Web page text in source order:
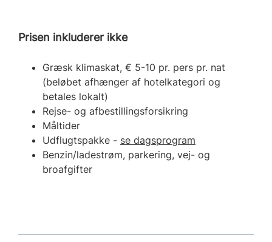
Prisen inkluderer ikke
Græsk klimaskat, € 5-10 pr. pers pr. nat
(beløbet afhænger af hotelkategori og
betales lokalt)
Rejse- og afbestillingsforsikring
Måltider
Udflugtspakke - se dagsprogram
Benzin/ladestrøm, parkering, vej- og
broafgifter